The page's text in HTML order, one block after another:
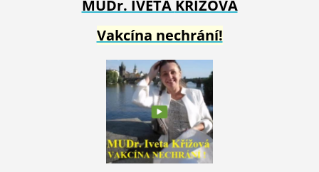
MUDr. IVETA KŘÍŽOVÁ
Vakcína nechrání!